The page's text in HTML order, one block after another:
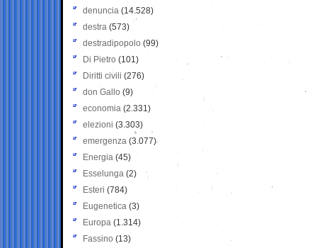
denuncia (14.528)
destra (573)
destradipopolo (99)
Di Pietro (101)
Diritti civili (276)
don Gallo (9)
economia (2.331)
elezioni (3.303)
emergenza (3.077)
Energia (45)
Esselunga (2)
Esteri (784)
Eugenetica (3)
Europa (1.314)
Fassino (13)